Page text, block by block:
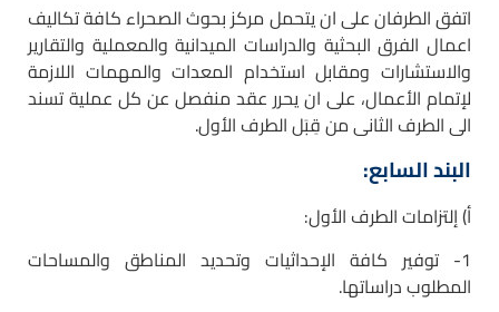
اتفق الطرفان على ان يتحمل مركز بحوث الصحراء كافة تكاليف
اعمال الفرق البحثية والدراسات الميدانية والمعملية والتقارير
والاستشارات ومقابل استخدام المعدات والمهمات اللازمة
لإتمام الأعمال، على ان يحرر عقد منفصل عن كل عملية تسند
الى الطرف الثانى من قِبَل الطرف الأول.
البند السابع:
أ) إلتزامات الطرف الأول:
1- توفير كافة الإحداثيات وتحديد المناطق والمساحات
المطلوب دراساتها.